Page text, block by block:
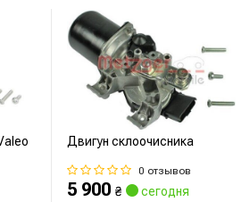
Двигун склоочисника
0 отзывов
5 900 ₴ сегодня